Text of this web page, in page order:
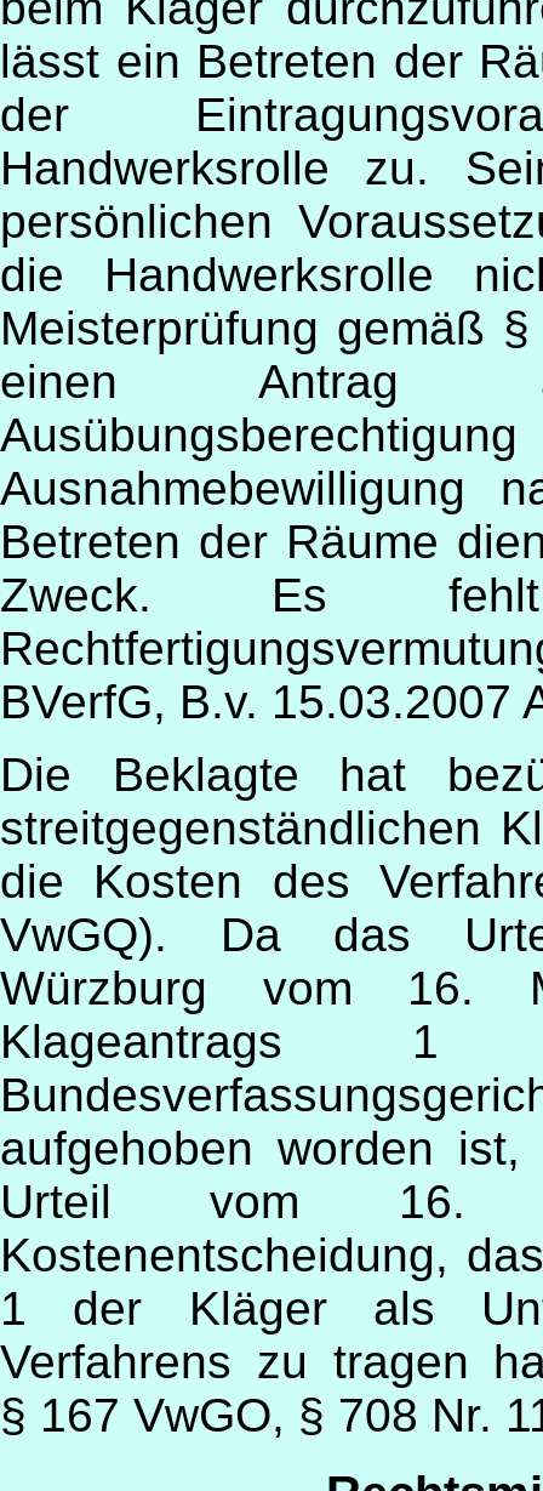
lässt ein Betreten der
der
Handwerksrolle zu.
persönlichen
die Handwerksrolle
Meisterprüfung gemäß
einen Antrag
Betreten der Räume
Zweck. Es
BVerfG, B.v. 15.03.2007
Die Beklagte hat
streitgegenständlichen
die Kosten des
VwGQ). Da das
Würzburg vom 16.
Klageantrags
aufgehoben worden
Urteil vom 16.
Kostenentscheidung,
1 der Kläger als
Verfahrens zu tragen
§ 167 VwGO, § 708 Nr.